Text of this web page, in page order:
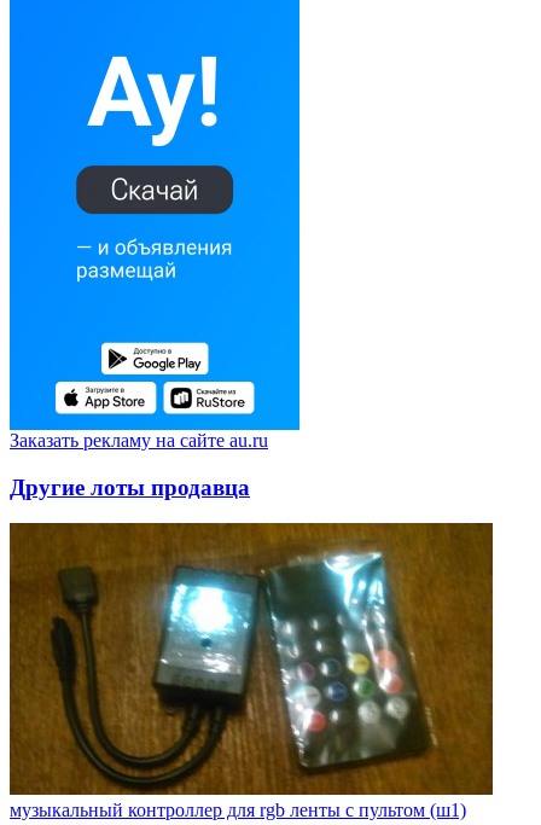
Заказать рекламу на сайте au.ru
Другие лоты продавца
музыкальный контроллер для rgb ленты с пультом (ш1)